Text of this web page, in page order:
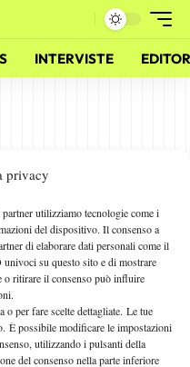
privacy
utilizziamo tecnologie come i
del dispositivo. Il consenso a
di elaborare dati personali come il
su questo sito e di mostrare
o ritirare il consenso può influire
o per fare scelte dettagliate. Le tue
È possibile modificare le impostazioni
utilizzando i pulsanti della
del consenso nella parte inferiore
INTERVISTE
Furlan”